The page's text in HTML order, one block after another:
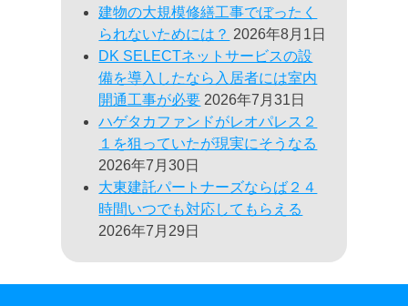
建物の大規模修繕工事でぼったく
られないためには？ 2026年8月1日
DK SELECTネットサービスの設
備を導入したなら入居者には室内
開通工事が必要 2026年7月31日
ハゲタカファンドがレオパレス２
１を狙っていたが現実にそうなる
2026年7月30日
大東建託パートナーズならば２４
時間いつでも対応してもらえる
2026年7月29日